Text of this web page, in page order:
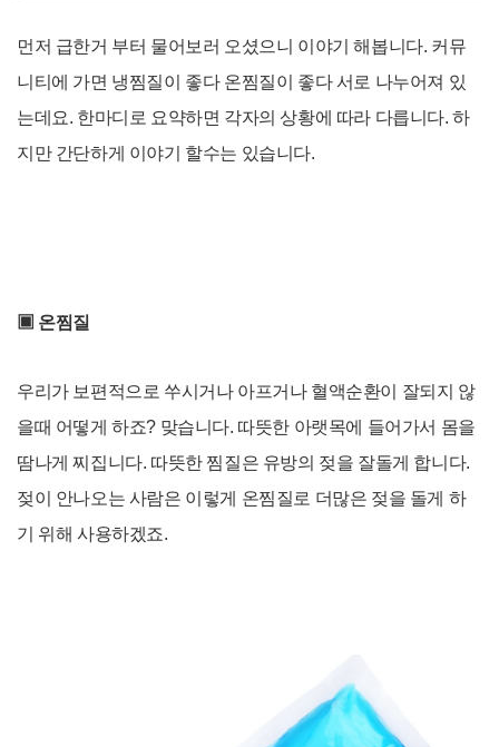
먼저 급한거 부터 물어보러 오셨으니 이야기 해봅니다. 커뮤
니티에 가면 냉찜질이 좋다 온찜질이 좋다 서로 나누어져 있
는데요. 한마디로 요약하면 각자의 상황에 따라 다릅니다. 하
지만 간단하게 이야기 할수는 있습니다.
▣ 온찜질
우리가 보편적으로 쑤시거나 아프거나 혈액순환이 잘되지 않
을때 어떻게 하죠? 맞습니다. 따뜻한 아랫목에 들어가서 몸을
땀나게 찌집니다. 따뜻한 찜질은 유방의 젖을 잘돌게 합니다.
젖이 안나오는 사람은 이렇게 온찜질로 더많은 젖을 돌게 하
기 위해 사용하겠죠.